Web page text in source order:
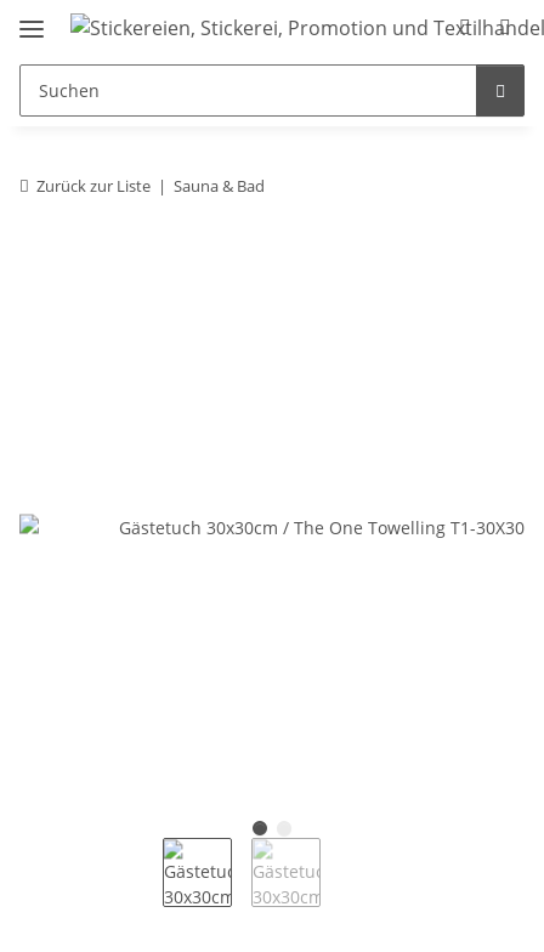
Zurück zur Liste Sauna & Bad